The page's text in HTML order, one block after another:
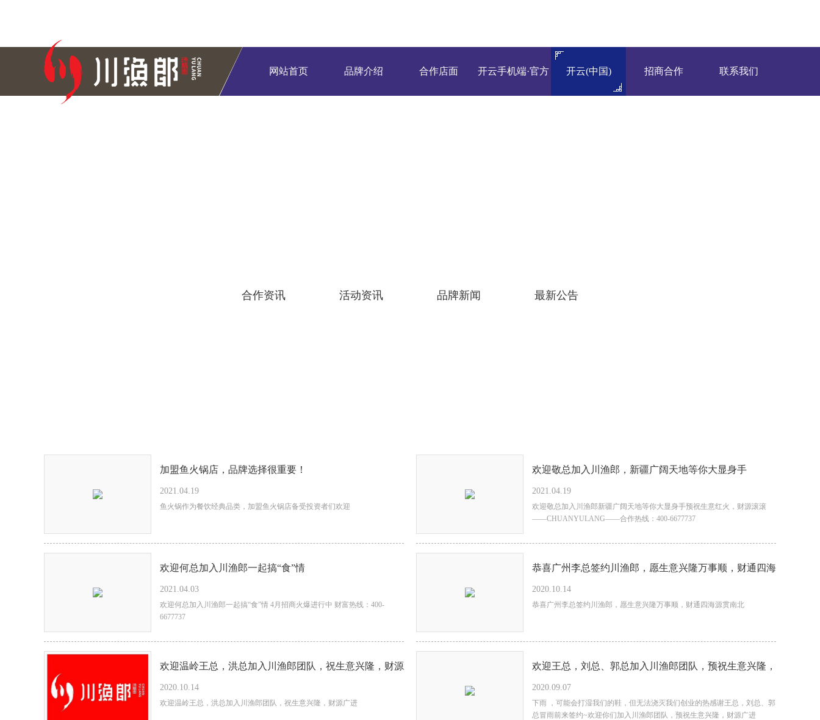
网站首页 品牌介绍 合作店面 开云手机端·官方 开云(中国) 招商合作 联系我们
合作资讯 活动资讯 品牌新闻 最新公告
加盟鱼火锅店，品牌选择很重要！
2021.04.19
鱼火锅作为餐饮经典品类，加盟鱼火锅店备受投资者们欢迎
欢迎敬总加入川渔郎，新疆广阔天地等你大显身手
2021.04.19
欢迎敬总加入川渔郎新疆广阔天地等你大显身手预祝生意红火，财源滚滚
——CHUANYULANG——合作热线：400-6677737
欢迎何总加入川渔郎一起搞“食”情
2021.04.03
欢迎何总加入川渔郎一起搞“食”情 4月招商火爆进行中 财富热线：400-
6677737
恭喜广州李总签约川渔郎，愿生意兴隆万事顺，财通四海
源贯南北
2020.10.14
恭喜广州李总签约川渔郎，愿生意兴隆万事顺，财通四海源贯南北
欢迎温岭王总，洪总加入川渔郎团队，祝生意兴隆，财源
广进
2020.10.14
欢迎温岭王总，洪总加入川渔郎团队，祝生意兴隆，财源广进
欢迎王总，刘总、郭总加入川渔郎团队，预祝生意兴隆，
财源广进
2020.09.07
下雨 ，可能会打湿我们的鞋，但无法浇灭我们创业的热感谢王总，刘总、郭
总冒雨前来签约~欢迎你们加入川渔郎团队，预祝生意兴隆，财源广进